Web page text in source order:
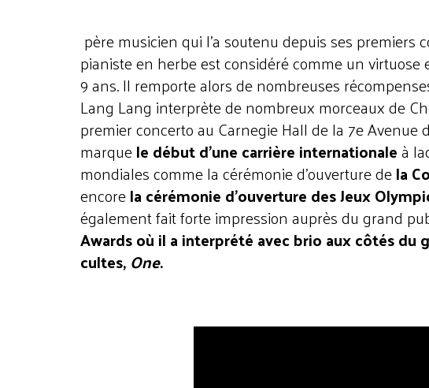
père musicien qui l’a soutenu depuis ses premiers
pianiste en herbe est considéré comme un virtuose
9 ans. Il remporte alors de nombreuses
Lang Lang interprète de nombreux morceaux de
premier concerto au Carnegie Hall de la 7e Avenue
marquele début d’une carrière internationaleà
mondiales comme la cérémonie d’ouverture dela
encorela cérémonie d’ouverture des Jeux
également fait forte impression auprès du grand
Awards où il a interprété avec brio aux côtés
cultes,One.